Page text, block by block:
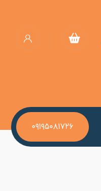
۰۹۱۹۵۰۸۱۷۲۶